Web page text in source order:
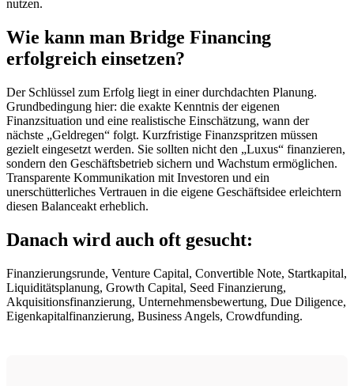
nutzen.
Wie kann man Bridge Financing
erfolgreich einsetzen?
Der Schlüssel zum Erfolg liegt in einer durchdachten Planung.
Grundbedingung hier: die exakte Kenntnis der eigenen
Finanzsituation und eine realistische Einschätzung, wann der
nächste „Geldregen“ folgt. Kurzfristige Finanzspritzen müssen
gezielt eingesetzt werden. Sie sollten nicht den „Luxus“ finanzieren,
sondern den Geschäftsbetrieb sichern und Wachstum ermöglichen.
Transparente Kommunikation mit Investoren und ein
unerschütterliches Vertrauen in die eigene Geschäftsidee erleichtern
diesen Balanceakt erheblich.
Danach wird auch oft gesucht:
Finanzierungsrunde, Venture Capital, Convertible Note, Startkapital,
Liquiditätsplanung, Growth Capital, Seed Finanzierung,
Akquisitionsfinanzierung, Unternehmensbewertung, Due Diligence,
Eigenkapitalfinanzierung, Business Angels, Crowdfunding.